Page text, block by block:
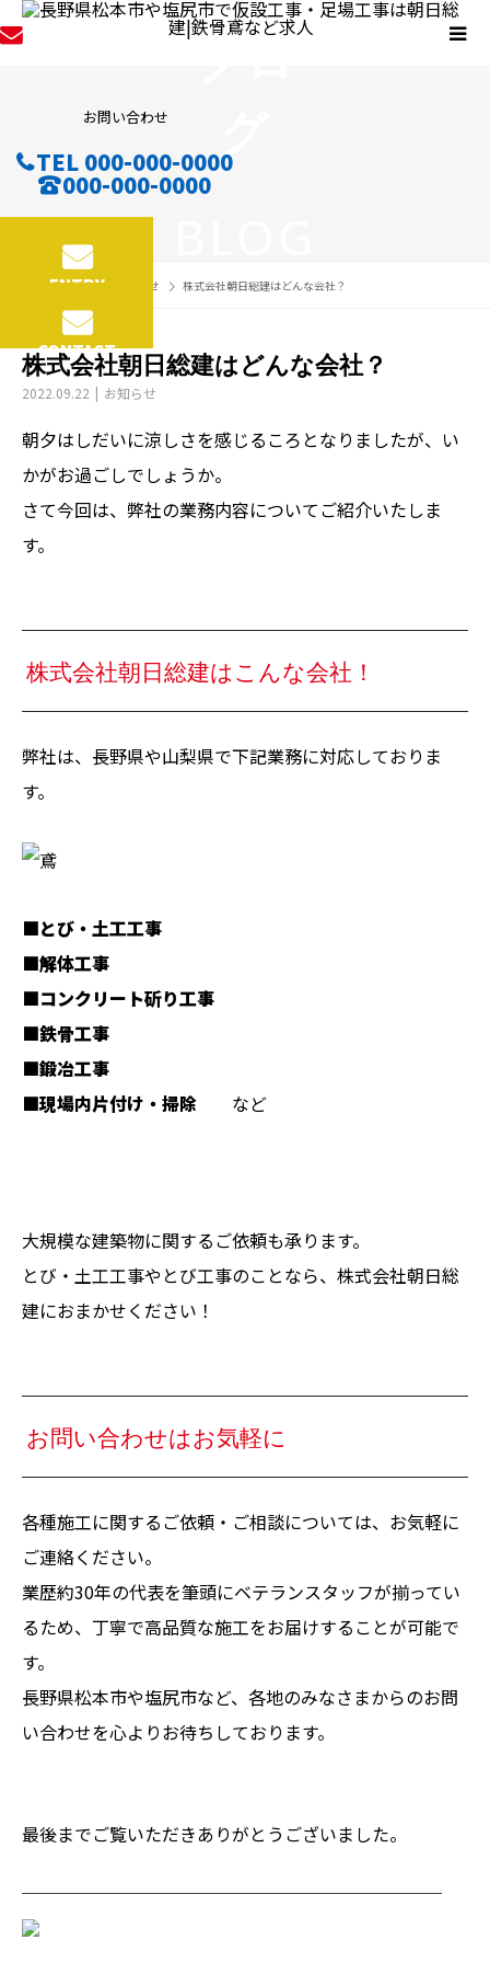
お問い合わせ
TEL 000-000-0000
000-000-0000
ENTRY
CONTACT
BLOG お知らせ 株式会社朝日総建はどんな会社？
株式会社朝日総建はどんな会社？
2022.09.22 お知らせ
朝夕はしだいに涼しさを感じるころとなりましたが、い
かがお過ごしでしょうか。
さて今回は、弊社の業務内容についてご紹介いたしま
す。
株式会社朝日総建はこんな会社！
弊社は、長野県や山梨県で下記業務に対応しておりま
す。
■とび・土工工事
■解体工事
■コンクリート斫り工事
■鉄骨工事
■鍛冶工事
■現場内片付け・掃除 など
大規模な建築物に関するご依頼も承ります。
とび・土工工事やとび工事のことなら、株式会社朝日総
建におまかせください！
お問い合わせはお気軽に
各種施工に関するご依頼・ご相談については、お気軽に
ご連絡ください。
業歴約30年の代表を筆頭にベテランスタッフが揃ってい
るため、丁寧で高品質な施工をお届けすることが可能で
す。
長野県松本市や塩尻市など、各地のみなさまからのお問
い合わせを心よりお待ちしております。
最後までご覧いただきありがとうございました。
────────────────────────